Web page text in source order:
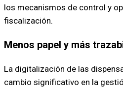
los mecanismos de control y
fiscalización.
Menos papel y más
La digitalización de las
cambio significativo en la